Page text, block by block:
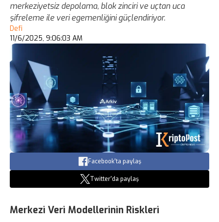
merkeziyetsiz depolama, blok zinciri ve uçtan uca
şifreleme ile veri egemenliğini güçlendiriyor.
Defi
11/6/2025, 9:06:03 AM
Facebook'ta paylaş
Twitter'da paylaş
Merkezi Veri Modellerinin Riskleri